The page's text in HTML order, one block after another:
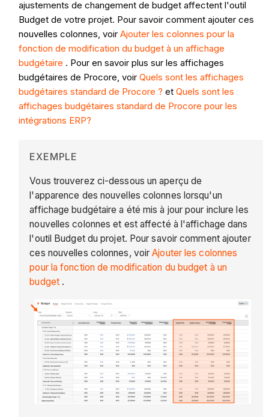
ajustements de changement de budget affectent l'outil
Budget de votre projet. Pour savoir comment ajouter ces
nouvelles colonnes, voirAjouter les colonnes pour la
fonction de modification du budget à un affichage
budgétaire . Pour en savoir plus sur les affichages
budgétaires de Procore, voirQuels sont les affichages
budgétaires standard de Procore ? etQuels sont les
affichages budgétaires standard de Procore pour les
intégrations ERP?
EXEMPLE
Vous trouverez ci-dessous un aperçu de
l'apparence des nouvelles colonnes lorsqu'un
affichage budgétaire a été mis à jour pour inclure les
nouvelles colonnes et est affecté à l'affichage dans
l'outil Budget du projet. Pour savoir comment ajouter
ces nouvelles colonnes, voirAjouter les colonnes
pour la fonction de modification du budget à un
budget .